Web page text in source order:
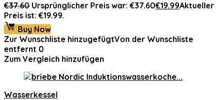
€37.60 Ursprünglicher Preis war: €37.60€19.99Aktueller
Preis ist: €19.99.
Buy Now
Zur Wunschliste hinzugefügtVon der Wunschliste
entfernt 0
Zum Vergleich hinzufügen
Wasserkessel